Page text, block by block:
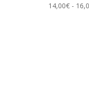
14,00€ -